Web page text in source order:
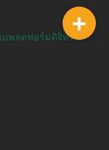
แพลตฟอร์มดิจิทัล